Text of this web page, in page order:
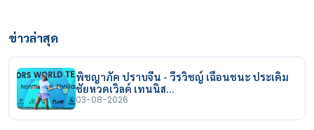
ข่าวล่าสุด
พิชญาภัค ปราบจีน - วีรวิชญ์ เฉือนชนะ ประเดิม
ชัยหวดเวิลด์ เทนนิส…
03-08-2026